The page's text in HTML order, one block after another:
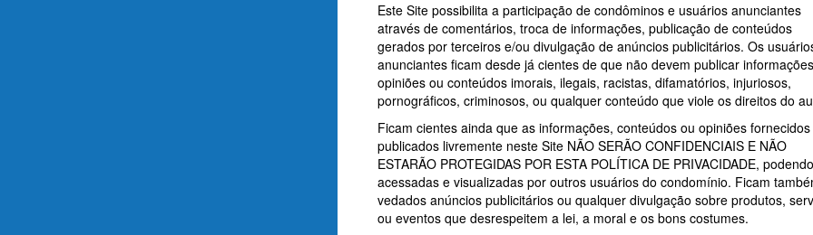
Este Site possibilita a participação de condôminos e usuários anunciantes
através de comentários, troca de informações, publicação de conteúdos
gerados por terceiros e/ou divulgação de anúncios publicitários. Os
anunciantes ficam desde já cientes de que não devem publicar
opiniões ou conteúdos imorais, ilegais, racistas, difamatórios, injuriosos,
pornográficos, criminosos, ou qualquer conteúdo que viole os direitos do
Ficam cientes ainda que as informações, conteúdos ou opiniões fornecidos
publicados livremente neste Site NÃO SERÃO CONFIDENCIAIS E NÃO
ESTARÃO PROTEGIDAS POR ESTA POLÍTICA DE PRIVACIDADE,
acessadas e visualizadas por outros usuários do condomínio. Ficam
vedados anúncios publicitários ou qualquer divulgação sobre produtos,
ou eventos que desrespeitem a lei, a moral e os bons costumes.